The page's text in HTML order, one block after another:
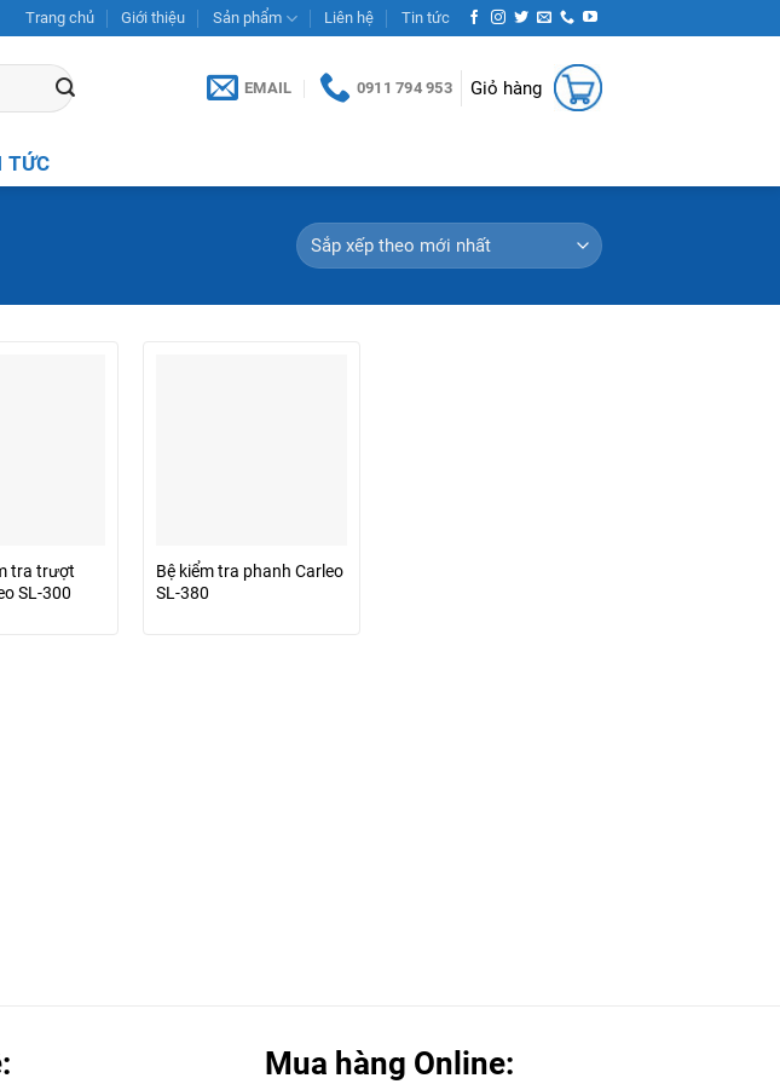
Trang chủ Giới thiệu Sản phẩm Liên hệ Tin tức
EMAIL 0911 794 953 Giỏ hàng
TỨC
tra trượt
SL-300
Bệ kiểm tra phanh Carleo
SL-380
Mua hàng Online: